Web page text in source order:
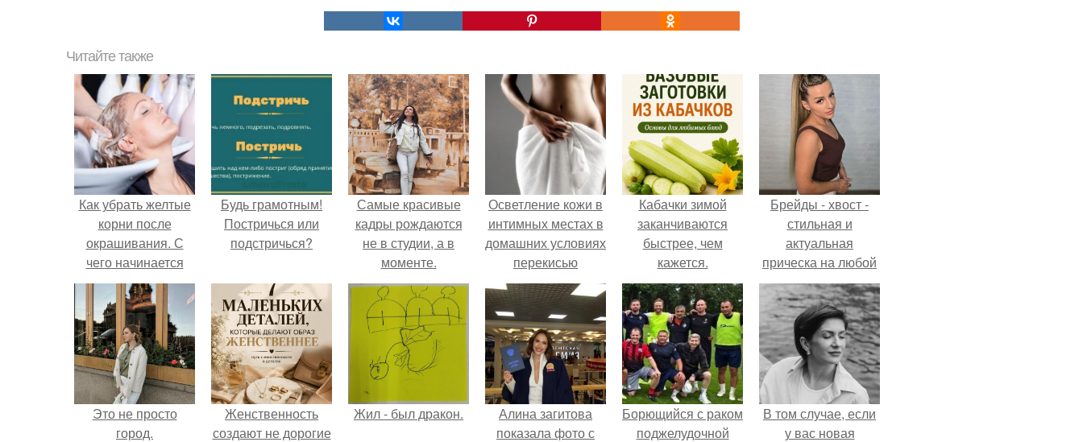
Читайте также
Как убрать желтые
корни после
окрашивания. С
чего начинается
желтизна
Будь грамотным!
Постричься или
подстричься?
Самые красивые
кадры рождаются
не в студии, а в
моменте.
Осветление кожи в
интимных местах в
домашних условиях
перекисью
водорода. Причины
потемнения
Кабачки зимой
заканчиваются
быстрее, чем
кажется.
Брейды - хвост -
стильная и
актуальная
прическа на любой
случай.
Это не просто
город.
Женственность
создают не дорогие
Жил - был дракон.
Алина загитова
показала фото с
Борющийся с раком
поджелудочной
В том случае, если
у вас новая